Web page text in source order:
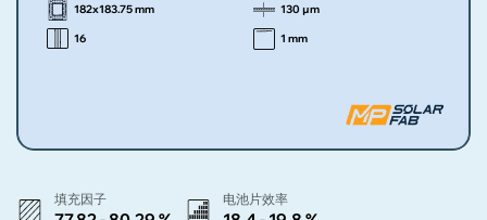
182x183.75 mm 130 µm
16 1 mm
填充因子 电池片效率